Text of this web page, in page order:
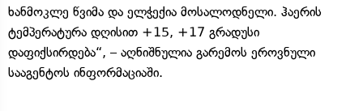
ხანმოკლე წვიმა და ელჭექია მოსალოდნელი. ჰაერის
ტემპერატურა დღისით +15, +17 გრადუსი
დაფიქსირდება“, – აღნიშნულია გარემოს ეროვნული
სააგენტოს ინფორმაციაში.